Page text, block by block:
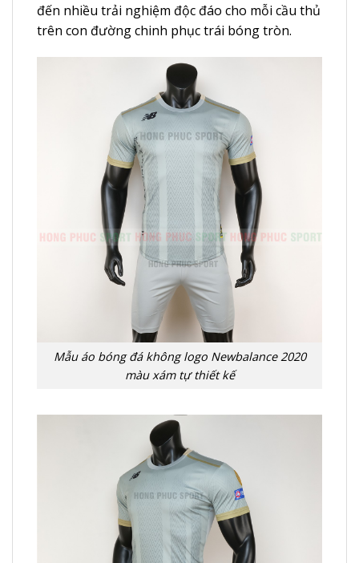
đến nhiều trải nghiệm độc đáo cho mỗi cầu thủ
trên con đường chinh phục trái bóng tròn.
Mẫu áo bóng đá không logo Newbalance 2020
màu xám tự thiết kế